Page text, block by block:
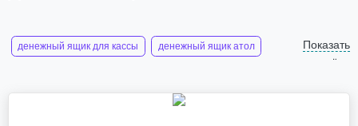
денежный ящик для кассы денежный ящик атол
Показать
ещё